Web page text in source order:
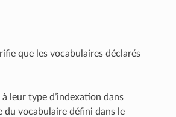
que les vocabulaires déclarés
leur type d’indexation dans
du vocabulaire défini dans le